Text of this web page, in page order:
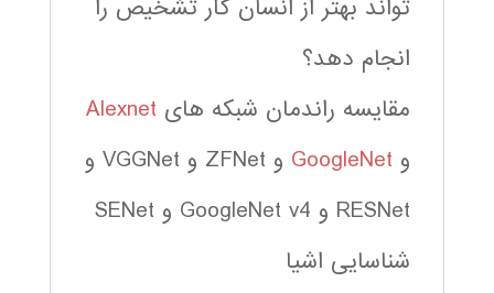
تواند بهتر از انسان کار تشخیص را
انجام دهد؟
مقایسه راندمان شبکه های Alexnet
و GoogleNet
و ZFNet و VGGNet و
RESNet و GoogleNet v4 و SENet
شناسایی اشیا